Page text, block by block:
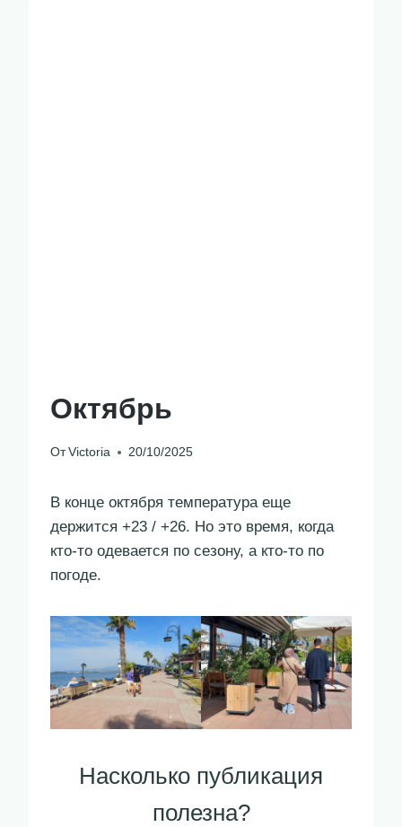
Октябрь
От Victoria 20/10/2025
В конце октября температура еще
держится +23 / +26. Но это время, когда
кто-то одевается по сезону, а кто-то по
погоде.
Насколько публикация
полезна?